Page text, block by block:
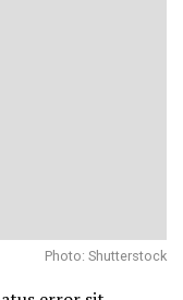
Photo: Shutterstock